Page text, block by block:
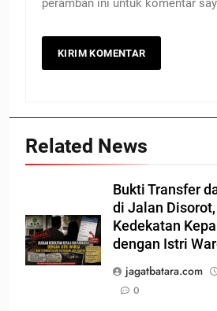
peramban ini untuk komentar
Related News
Bukti Transfer
di Jalan
Kedekatan
dengan Istri
jagatbatara.com
0